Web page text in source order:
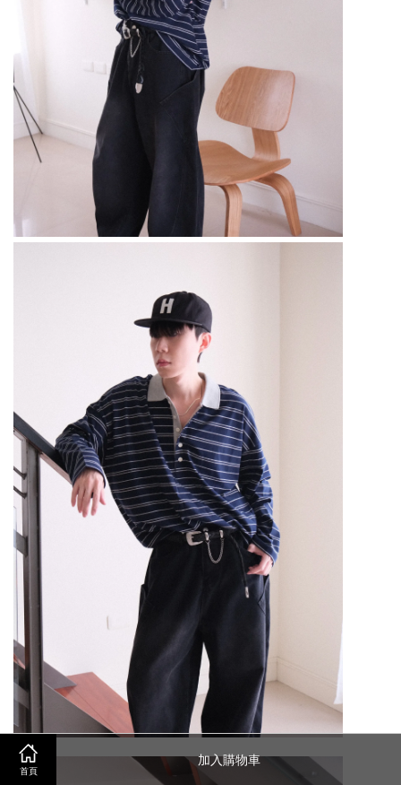
首頁
加入購物車